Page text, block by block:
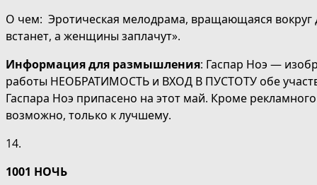
О чем: Эротическая мелодрама, вращающаяся вокруг
встанет, а женщины заплачут».
Информация для размышления: Гаспар Ноэ —
работы НЕОБРАТИМОСТЬ и ВХОД В ПУСТОТУ обе
Гаспара Ноэ припасено на этот май. Кроме
возможно, только к лучшему.
14.
1001 НОЧЬ